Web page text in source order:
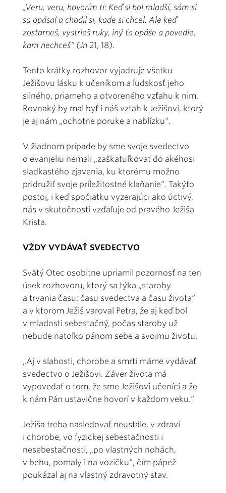
„Veru, veru, hovorím ti: Keď si bol mladší, sám si
sa opásal a chodil si, kade si chcel. Ale keď
zostarneš, vystrieš ruky, iný ťa opáše a povedie,
kam nechceš“ (Jn 21, 18).
Tento krátky rozhovor vyjadruje všetku
Ježišovu lásku k učeníkom a ľudskosť jeho
silného, priameho a otvoreného vzťahu k nim.
Rovnaký by mal byť i náš vzťah k Ježišovi, ktorý
je aj nám „ochotne poruke a nablízku“.
V žiadnom prípade by sme svoje svedectvo
o evanjeliu nemali „zaškatuľkovať do akéhosi
sladkastého zjavenia, ku ktorému možno
pridružiť svoje príležitostné klaňanie“. Takýto
postoj, i keď spočiatku vyzerajúci ako úctivý,
nás v skutočnosti vzďaľuje od pravého Ježiša
Krista.
VŽDY VYDÁVAŤ SVEDECTVO
Svätý Otec osobitne upriamil pozornosť na ten
úsek rozhovoru, ktorý sa týka „staroby
a trvania času: času svedectva a času života“
a v ktorom Ježiš varoval Petra, že aj keď bol
v mladosti sebestačný, počas staroby už
nebude natoľko pánom sebe a svojmu životu.
„Aj v slabosti, chorobe a smrti máme vydávať
svedectvo o Ježišovi. Záver života má
vypovedať o tom, že sme Ježišovi učeníci a že
k nám Pán ustavične hovorí v každom veku.“
Ježiša treba nasledovať neustále, v zdraví
i chorobe, vo fyzickej sebestačnosti i
nesebestačnosti, „po vlastných nohách,
v behu, pomaly i na vozíčku“, čím pápež
poukázal aj na vlastný zdravotný stav.